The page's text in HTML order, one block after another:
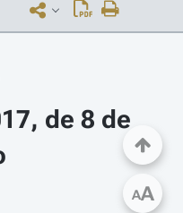
de 8 de
AA